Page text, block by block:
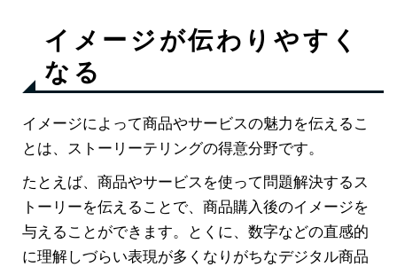
イメージが伝わりやすく
なる
イメージによって商品やサービスの魅力を伝えるこ
とは、ストーリーテリングの得意分野です。
たとえば、商品やサービスを使って問題解決するス
トーリーを伝えることで、商品購入後のイメージを
与えることができます。とくに、数字などの直感的
に理解しづらい表現が多くなりがちなデジタル商品